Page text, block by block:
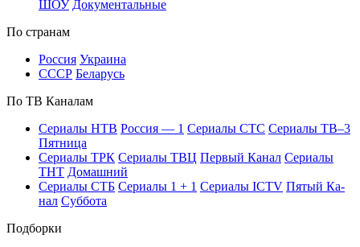
ШОУ До­ку­мен­таль­ные
По стра­нам
Рос­сия Ук­раи­на
СССР Бе­ла­русь
По ТВ Ка­на­лам
Се­риа­лы НТВ Рос­сия — 1 Се­риа­лы СТС Се­риа­лы ТВ–3
Пят­ни­ца
Се­риа­лы ТРК Се­риа­лы ТВЦ Пер­вый Ка­нал Се­риа­лы
ТНТ До­маш­ний
Се­риа­лы СТБ Се­риа­лы 1 + 1 Се­риа­лы ICTV Пя­тый Ка­
нал Суб­бо­та
Подборки